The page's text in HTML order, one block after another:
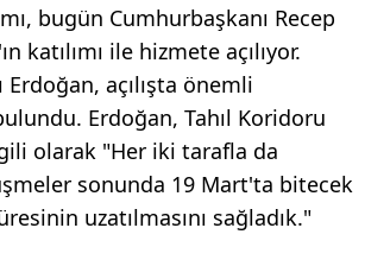
bugün Cumhurbaşkanı Recep
katılımı ile hizmete açılıyor.
Erdoğan, açılışta önemli
Erdoğan, Tahıl Koridoru
olarak "Her iki tarafla da
sonunda 19 Mart'ta bitecek
uzatılmasını sağladık."